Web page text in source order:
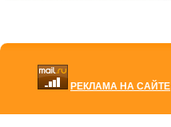
РЕКЛАМА НА САЙТЕ